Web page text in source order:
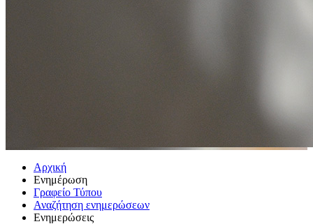
Αρχική
Ενημέρωση
Γραφείο Τύπου
Αναζήτηση ενημερώσεων
Ενημερώσεις